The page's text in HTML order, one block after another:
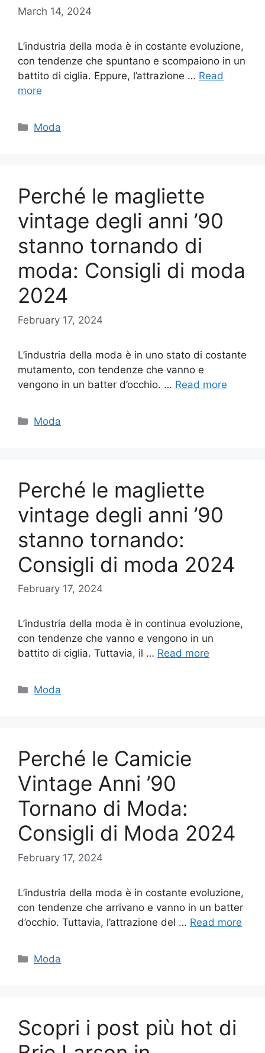
March 14, 2024
L’industria della moda è in costante evoluzione,
con tendenze che spuntano e scompaiono in un
battito di ciglia. Eppure, l’attrazione … Read
more
Categories
Moda
Perché le magliette
vintage degli anni ’90
stanno tornando di
moda: Consigli di moda
2024
February 17, 2024
L’industria della moda è in uno stato di costante
mutamento, con tendenze che vanno e
vengono in un batter d’occhio. … Read more
Categories
Moda
Perché le magliette
vintage degli anni ’90
stanno tornando:
Consigli di moda 2024
February 17, 2024
L’industria della moda è in continua evoluzione,
con tendenze che vanno e vengono in un
battito di ciglia. Tuttavia, il … Read more
Categories
Moda
Perché le Camicie
Vintage Anni ’90
Tornano di Moda:
Consigli di Moda 2024
February 17, 2024
L’industria della moda è in costante evoluzione,
con tendenze che arrivano e vanno in un batter
d’occhio. Tuttavia, l’attrazione del … Read more
Categories
Moda
Scopri i post più hot di